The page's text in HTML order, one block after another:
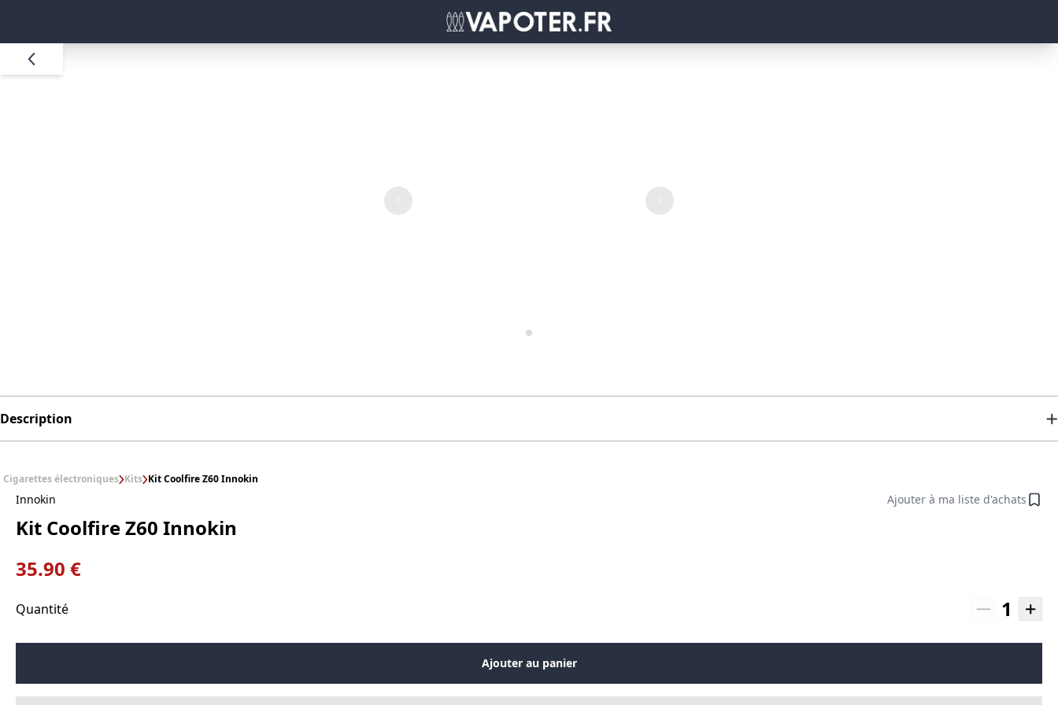
Description
Cigarettes électroniques Kits Kit Coolfire Z60 Innokin
Innokin Ajouter à ma liste d'achats
Kit Coolfire Z60 Innokin
35.90 €
Quantité 1
Ajouter au panier